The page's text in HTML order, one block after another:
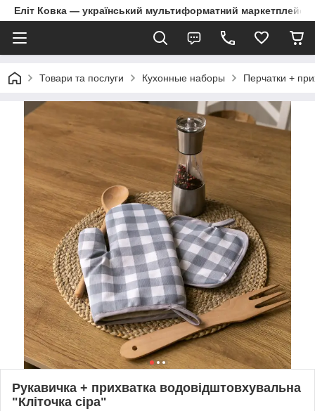
Еліт Ковка — український мультиформатний маркетплейс
Товари та послуги Кухонные наборы Перчатки +
Рукавичка + прихватка водовідштовхувальна
"Кліточка сіра"